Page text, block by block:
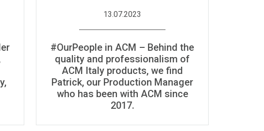
13.07.2023
#OurPeople in ACM – Behind the
quality and professionalism of
ACM Italy products, we find
Patrick, our Production Manager
who has been with ACM since
2017.